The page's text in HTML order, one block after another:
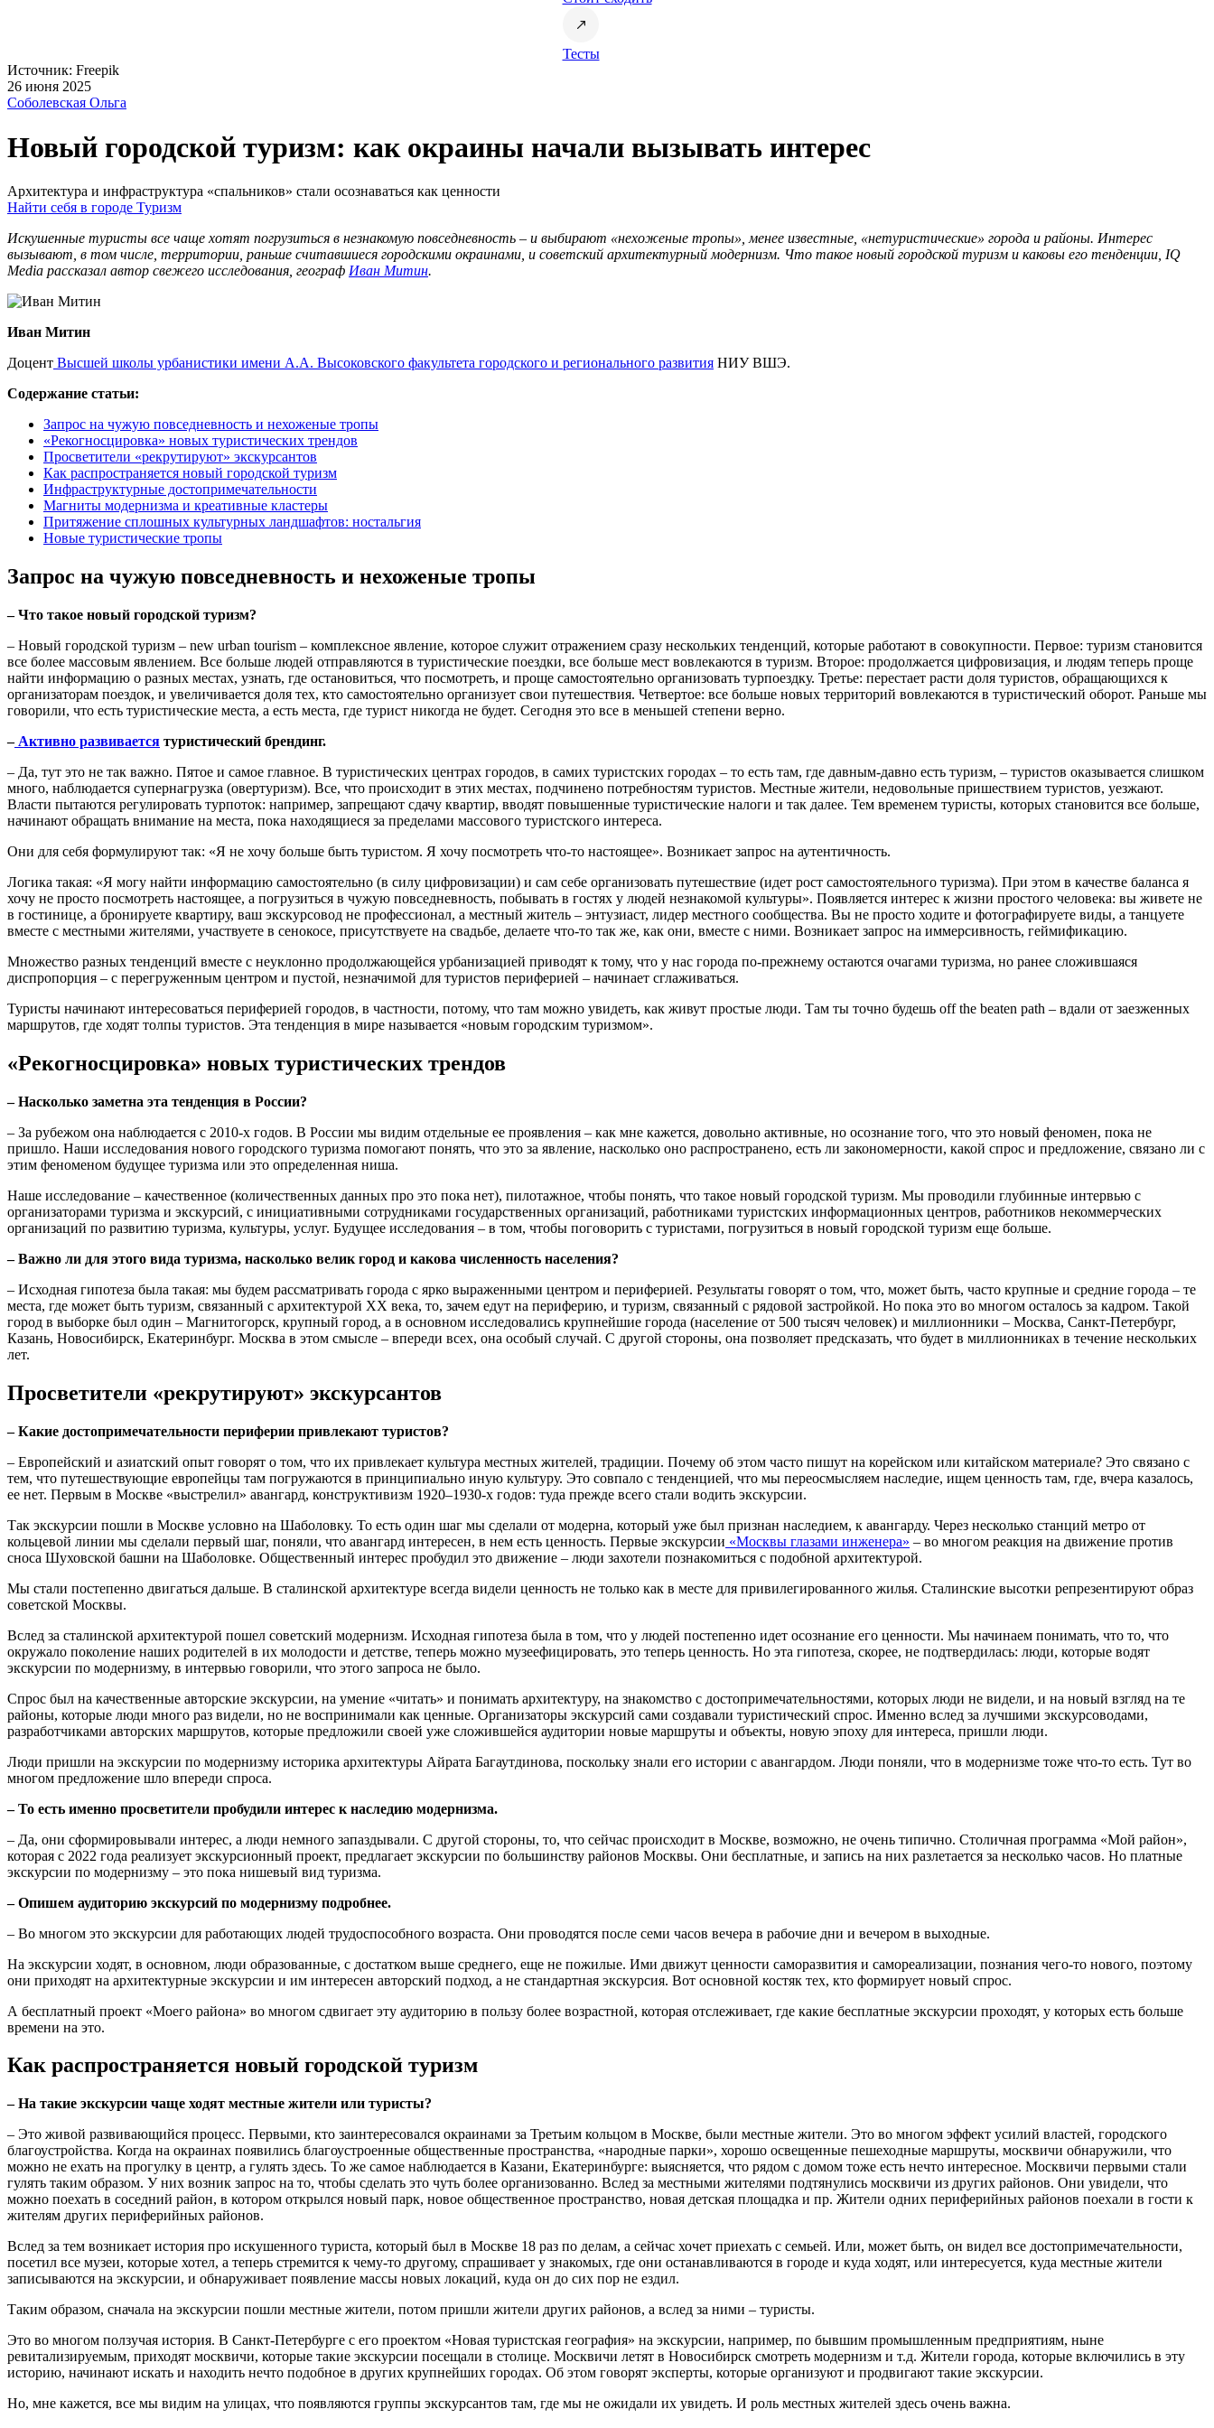
Тесты
Источник: Freepik
26 июня 2025
Соболевская Ольга
Новый городской туризм: как окраины начали вызывать интерес
Архитектура и инфраструктура «спальников» стали осознаваться как ценности
Найти себя в городе Туризм
Искушенные туристы все чаще хотят погрузиться в незнакомую повседневность – и выбирают «нехоженые тропы», менее известные, «нетуристические» города и районы. Интерес
вызывают, в том числе, территории, раньше считавшиеся городскими окраинами, и советский архитектурный модернизм. Что такое новый городской туризм и каковы его тенденции, IQ
Media рассказал автор свежего исследования, географ Иван Митин.
Иван Митин
Доцент Высшей школы урбанистики имени А.А. Высоковского факультета городского и регионального развития НИУ ВШЭ.
Содержание статьи:
Запрос на чужую повседневность и нехоженые тропы
«Рекогносцировка» новых туристических трендов
Просветители «рекрутируют» экскурсантов
Как распространяется новый городской туризм
Инфраструктурные достопримечательности
Магниты модернизма и креативные кластеры
Притяжение сплошных культурных ландшафтов: ностальгия
Новые туристические тропы
Запрос на чужую повседневность и нехоженые тропы
– Что такое новый городской туризм?
– Новый городской туризм – new urban tourism ­­– комплексное явление, которое служит отражением сразу нескольких тенденций, которые работают в совокупности. Первое: туризм становится
все более массовым явлением. Все больше людей отправляются в туристические поездки, все больше мест вовлекаются в туризм. Второе: продолжается цифровизация, и людям теперь проще
найти информацию о разных местах, узнать, где остановиться, что посмотреть, и проще самостоятельно организовать турпоездку. Третье: перестает расти доля туристов, обращающихся к
организаторам поездок, и увеличивается доля тех, кто самостоятельно организует свои путешествия. Четвертое: все больше новых территорий вовлекаются в туристический оборот. Раньше мы
говорили, что есть туристические места, а есть места, где турист никогда не будет. Сегодня это все в меньшей степени верно.
–Активно развивается туристический брендинг.
– Да, тут это не так важно. Пятое и самое главное. В туристических центрах городов, в самих туристских городах – то есть там, где давным-давно есть туризм, – туристов оказывается слишком
много, наблюдается супернагрузка (овертуризм). Все, что происходит в этих местах, подчинено потребностям туристов. Местные жители, недовольные пришествием туристов, уезжают.
Власти пытаются регулировать турпоток: например, запрещают сдачу квартир, вводят повышенные туристические налоги и так далее. Тем временем туристы, которых становится все больше,
начинают обращать внимание на места, пока находящиеся за пределами массового туристского интереса.
Они для себя формулируют так: «Я не хочу больше быть туристом. Я хочу посмотреть что-то настоящее». Возникает запрос на аутентичность.
Логика такая: «Я могу найти информацию самостоятельно (в силу цифровизации) и сам себе организовать путешествие (идет рост самостоятельного туризма). При этом в качестве баланса я
хочу не просто посмотреть настоящее, а погрузиться в чужую повседневность, побывать в гостях у людей незнакомой культуры». Появляется интерес к жизни простого человека: вы живете не
в гостинице, а бронируете квартиру, ваш экскурсовод не профессионал, а местный житель – энтузиаст, лидер местного сообщества. Вы не просто ходите и фотографируете виды, а танцуете
вместе с местными жителями, участвуете в сенокосе, присутствуете на свадьбе, делаете что-то так же, как они, вместе с ними. Возникает запрос на иммерсивность, геймификацию.
Множество разных тенденций вместе с неуклонно продолжающейся урбанизацией приводят к тому, что у нас города по-прежнему остаются очагами туризма, но ранее сложившаяся
диспропорция – с перегруженным центром и пустой, незначимой для туристов периферией – начинает сглаживаться.
Туристы начинают интересоваться периферией городов, в частности, потому, что там можно увидеть, как живут простые люди. Там ты точно будешь off the beaten path – вдали от заезженных
маршрутов, где ходят толпы туристов. Эта тенденция в мире называется «новым городским туризмом».
«Рекогносцировка» новых туристических трендов
– Насколько заметна эта тенденция в России?
– За рубежом она наблюдается с 2010-х годов. В России мы видим отдельные ее проявления – как мне кажется, довольно активные, но осознание того, что это новый феномен, пока не
пришло. Наши исследования нового городского туризма помогают понять, что это за явление, насколько оно распространено, есть ли закономерности, какой спрос и предложение, связано ли с
этим феноменом будущее туризма или это определенная ниша.
Наше исследование – качественное (количественных данных про это пока нет), пилотажное, чтобы понять, что такое новый городской туризм. Мы проводили глубинные интервью с
организаторами туризма и экскурсий, с инициативными сотрудниками государственных организаций, работниками туристских информационных центров, работников некоммерческих
организаций по развитию туризма, культуры, услуг. Будущее исследования – в том, чтобы поговорить с туристами, погрузиться в новый городской туризм еще больше.
– Важно ли для этого вида туризма, насколько велик город и какова численность населения?
– Исходная гипотеза была такая: мы будем рассматривать города с ярко выраженными центром и периферией. Результаты говорят о том, что, может быть, часто крупные и средние города – те
места, где может быть туризм, связанный с архитектурой ХХ века, то, зачем едут на периферию, и туризм, связанный с рядовой застройкой. Но пока это во многом осталось за кадром. Такой
город в выборке был один – Магнитогорск, крупный город, а в основном исследовались крупнейшие города (население от 500 тысяч человек) и миллионники – Москва, Санкт-Петербург,
Казань, Новосибирск, Екатеринбург. Москва в этом смысле – впереди всех, она особый случай. С другой стороны, она позволяет предсказать, что будет в миллионниках в течение нескольких
лет.
Просветители «рекрутируют» экскурсантов
– Какие достопримечательности периферии привлекают туристов?
– Европейский и азиатский опыт говорят о том, что их привлекает культура местных жителей, традиции. Почему об этом часто пишут на корейском или китайском материале? Это связано с
тем, что путешествующие европейцы там погружаются в принципиально иную культуру. Это совпало с тенденцией, что мы переосмысляем наследие, ищем ценность там, где, вчера казалось,
ее нет. Первым в Москве «выстрелил» авангард, конструктивизм 1920–1930-х годов: туда прежде всего стали водить экскурсии.
Так экскурсии пошли в Москве условно на Шаболовку. То есть один шаг мы сделали от модерна, который уже был признан наследием, к авангарду. Через несколько станций метро от
кольцевой линии мы сделали первый шаг, поняли, что авангард интересен, в нем есть ценность. Первые экскурсии «Москвы глазами инженера» – во многом реакция на движение против
сноса Шуховской башни на Шаболовке. Общественный интерес пробудил это движение – люди захотели познакомиться с подобной архитектурой.
Мы стали постепенно двигаться дальше. В сталинской архитектуре всегда видели ценность не только как в месте для привилегированного жилья. Сталинские высотки репрезентируют образ
советской Москвы.
Вслед за сталинской архитектурой пошел советский модернизм. Исходная гипотеза была в том, что у людей постепенно идет осознание его ценности. Мы начинаем понимать, что то, что
окружало поколение наших родителей в их молодости и детстве, теперь можно музеефицировать, это теперь ценность. Но эта гипотеза, скорее, не подтвердилась: люди, которые водят
экскурсии по модернизму, в интервью говорили, что этого запроса не было.
Спрос был на качественные авторские экскурсии, на умение «читать» и понимать архитектуру, на знакомство с достопримечательностями, которых люди не видели, и на новый взгляд на те
районы, которые люди много раз видели, но не воспринимали как ценные. Организаторы экскурсий сами создавали туристический спрос. Именно вслед за лучшими экскурсоводами,
разработчиками авторских маршрутов, которые предложили своей уже сложившейся аудитории новые маршруты и объекты, новую эпоху для интереса, пришли люди.
Люди пришли на экскурсии по модернизму историка архитектуры Айрата Багаутдинова, поскольку знали его истории с авангардом. Люди поняли, что в модернизме тоже что-то есть. Тут во
многом предложение шло впереди спроса.
– То есть именно просветители пробудили интерес к наследию модернизма.
– Да, они сформировывали интерес, а люди немного запаздывали. С другой стороны, то, что сейчас происходит в Москве, возможно, не очень типично. Столичная программа «Мой район»,
которая с 2022 года реализует экскурсионный проект, предлагает экскурсии по большинству районов Москвы. Они бесплатные, и запись на них разлетается за несколько часов. Но платные
экскурсии по модернизму – это пока нишевый вид туризма.
– Опишем аудиторию экскурсий по модернизму подробнее.
– Во многом это экскурсии для работающих людей трудоспособного возраста. Они проводятся после семи часов вечера в рабочие дни и вечером в выходные.
На экскурсии ходят, в основном, люди образованные, с достатком выше среднего, еще не пожилые. Ими движут ценности саморазвития и самореализации, познания чего-то нового, поэтому
они приходят на архитектурные экскурсии и им интересен авторский подход, а не стандартная экскурсия. Вот основной костяк тех, кто формирует новый спрос.
А бесплатный проект «Моего района» во многом сдвигает эту аудиторию в пользу более возрастной, которая отслеживает, где какие бесплатные экскурсии проходят, у которых есть больше
времени на это.
Как распространяется новый городской туризм
– На такие экскурсии чаще ходят местные жители или туристы?
– Это живой развивающийся процесс. Первыми, кто заинтересовался окраинами за Третьим кольцом в Москве, были местные жители. Это во многом эффект усилий властей, городского
благоустройства. Когда на окраинах появились благоустроенные общественные пространства, «народные парки», хорошо освещенные пешеходные маршруты, москвичи обнаружили, что
можно не ехать на прогулку в центр, а гулять здесь. То же самое наблюдается в Казани, Екатеринбурге: выясняется, что рядом с домом тоже есть нечто интересное. Москвичи первыми стали
гулять таким образом. У них возник запрос на то, чтобы сделать это чуть более организованно. Вслед за местными жителями подтянулись москвичи из других районов. Они увидели, что
можно поехать в соседний район, в котором открылся новый парк, новое общественное пространство, новая детская площадка и пр. Жители одних периферийных районов поехали в гости к
жителям других периферийных районов.
Вслед за тем возникает история про искушенного туриста, который был в Москве 18 раз по делам, а сейчас хочет приехать с семьей. Или, может быть, он видел все достопримечательности,
посетил все музеи, которые хотел, а теперь стремится к чему-то другому, спрашивает у знакомых, где они останавливаются в городе и куда ходят, или интересуется, куда местные жители
записываются на экскурсии, и обнаруживает появление массы новых локаций, куда он до сих пор не ездил.
Таким образом, сначала на экскурсии пошли местные жители, потом пришли жители других районов, а вслед за ними – туристы.
Это во многом ползучая история. В Санкт-Петербурге с его проектом «Новая туристская география» на экскурсии, например, по бывшим промышленным предприятиям, ныне
ревитализируемым, приходят москвичи, которые такие экскурсии посещали в столице. Москвичи летят в Новосибирск смотреть модернизм и т.д. Жители города, которые включились в эту
историю, начинают искать и находить нечто подобное в других крупнейших городах. Об этом говорят эксперты, которые организуют и продвигают такие экскурсии.
Но, мне кажется, все мы видим на улицах, что появляются группы экскурсантов там, где мы не ожидали их увидеть. И роль местных жителей здесь очень важна.